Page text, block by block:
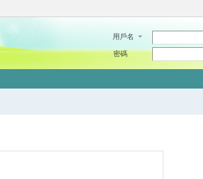
用戶名
密碼